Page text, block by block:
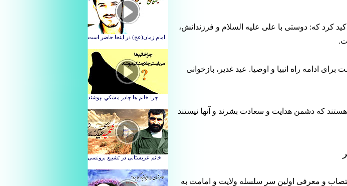
کرد که: دوستی با علی علیه السلام و فرزندانش،
ادامه راه انبیا و اوصیا. عید غدیر، بازخوانی
که دشمن هدایت و سعادت بشرند و آنها نیستند
و معرفی اولین سر سلسله ولایت و امامت به